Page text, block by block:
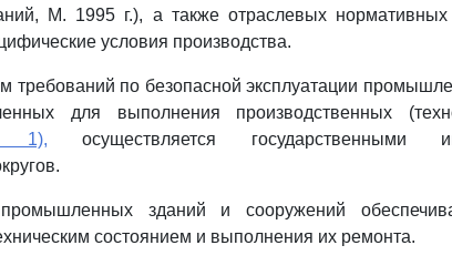
М. 1995 г.), а также отраслевых нормативных
условия производства.
требований по безопасной эксплуатации
для выполнения производственных
1), осуществляется государственными
промышленных зданий и сооружений
состоянием и выполнения их ремонта.